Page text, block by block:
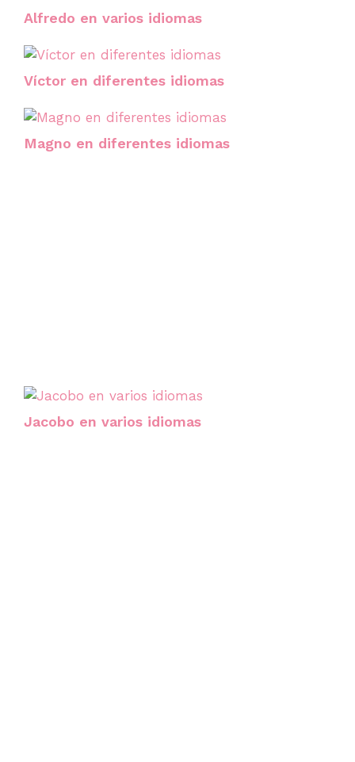
Alfredo en varios idiomas
Víctor en diferentes idiomas
Magno en diferentes idiomas
Jacobo en varios idiomas